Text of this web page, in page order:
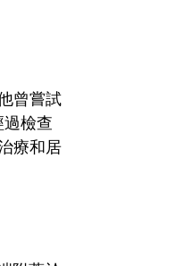
曾嘗試
檢查
療和居